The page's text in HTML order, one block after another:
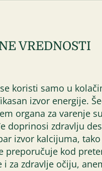
VREDNOSTI
koristi samo u
izvor energije.
organa za varenje
doprinosi zdravlju
izvor kalcijuma,
preporučuje kod
za zdravlje očiju,